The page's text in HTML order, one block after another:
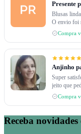
Presente
Blusas
O envio foi
Compra
Anjinho
Super
jeito que
Compra
Receba novidades